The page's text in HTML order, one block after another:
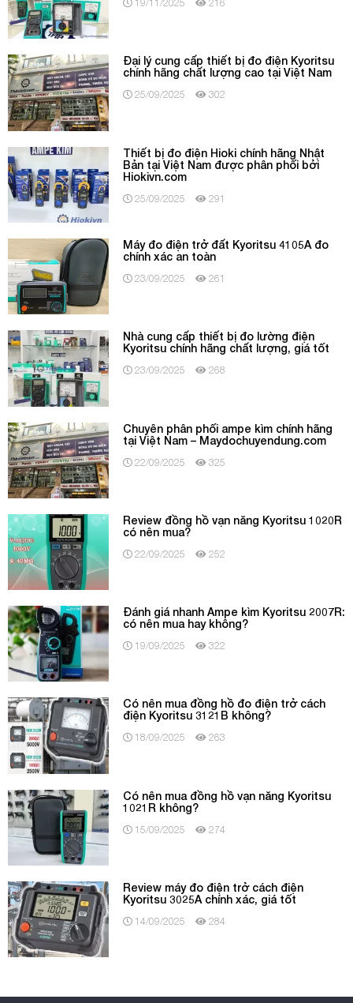
19/11/2025 216
Đại lý cung cấp thiết bị đo điện Kyoritsu
chính hãng chất lượng cao tại Việt Nam
25/09/2025 302
Thiết bị đo điện Hioki chính hãng Nhật
Bản tại Việt Nam được phân phối bởi
Hiokivn.com
25/09/2025 291
Máy đo điện trở đất Kyoritsu 4105A đo
chính xác an toàn
23/09/2025 261
Nhà cung cấp thiết bị đo lường điện
Kyoritsu chính hãng chất lượng, giá tốt
23/09/2025 268
Chuyên phân phối ampe kìm chính hãng
tại Việt Nam – Maydochuyendung.com
22/09/2025 325
Review đồng hồ vạn năng Kyoritsu 1020R
có nên mua?
22/09/2025 252
Đánh giá nhanh Ampe kìm Kyoritsu 2007R:
có nên mua hay không?
19/09/2025 322
Có nên mua đồng hồ đo điện trở cách
điện Kyoritsu 3121B không?
18/09/2025 263
Có nên mua đồng hồ vạn năng Kyoritsu
1021R không?
15/09/2025 274
Review máy đo điện trở cách điện
Kyoritsu 3025A chính xác, giá tốt
14/09/2025 284